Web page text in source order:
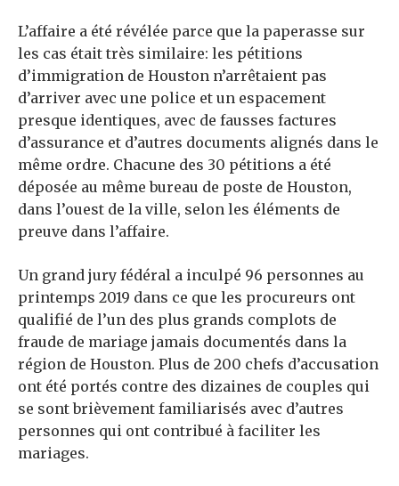
L’affaire a été révélée parce que la paperasse sur
les cas était très similaire: les pétitions
d’immigration de Houston n’arrêtaient pas
d’arriver avec une police et un espacement
presque identiques, avec de fausses factures
d’assurance et d’autres documents alignés dans le
même ordre. Chacune des 30 pétitions a été
déposée au même bureau de poste de Houston,
dans l’ouest de la ville, selon les éléments de
preuve dans l’affaire.
Un grand jury fédéral a inculpé 96 personnes au
printemps 2019 dans ce que les procureurs ont
qualifié de l’un des plus grands complots de
fraude de mariage jamais documentés dans la
région de Houston. Plus de 200 chefs d’accusation
ont été portés contre des dizaines de couples qui
se sont brièvement familiarisés avec d’autres
personnes qui ont contribué à faciliter les
mariages.